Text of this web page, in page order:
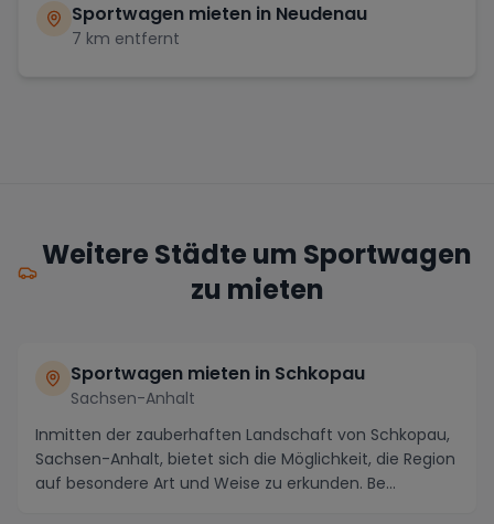
Sportwagen mieten in Neudenau
7 km entfernt
Weitere Städte um Sportwagen
zu mieten
Sportwagen mieten in Schkopau
Sachsen-Anhalt
Inmitten der zauberhaften Landschaft von Schkopau,
Sachsen-Anhalt, bietet sich die Möglichkeit, die Region
auf besondere Art und Weise zu erkunden. Be...